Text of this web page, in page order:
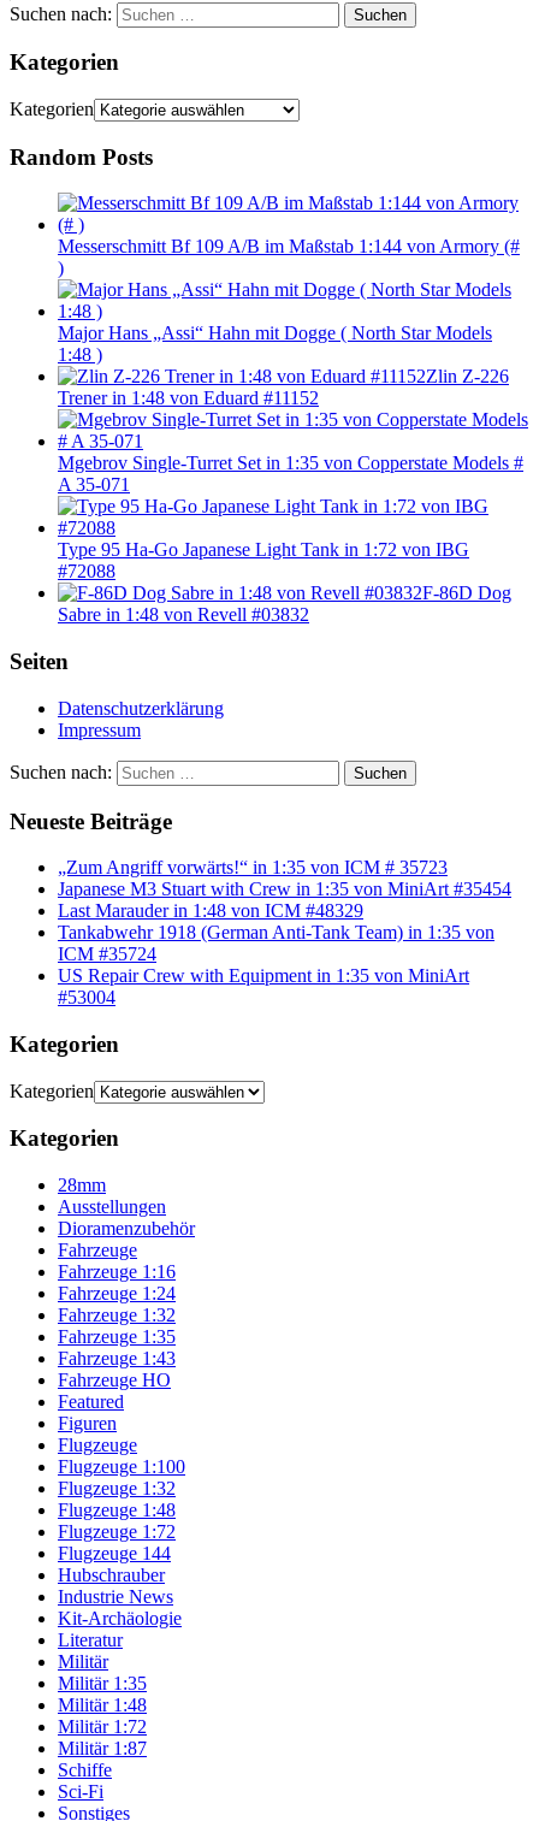
Suchen nach: Suchen
Kategorien
Kategorien
Random Posts
Messerschmitt Bf 109 A/B im Maßstab 1:144 von Armory (#
)
Major Hans „Assi“ Hahn mit Dogge ( North Star Models
1:48 )
Zlin Z-226
Trener in 1:48 von Eduard #11152
Mgebrov Single-Turret Set in 1:35 von Copperstate Models #
A 35-071
Type 95 Ha-Go Japanese Light Tank in 1:72 von IBG
#72088
F-86D Dog
Sabre in 1:48 von Revell #03832
Seiten
Datenschutzerklärung
Impressum
Suchen nach: Suchen
Neueste Beiträge
„Zum Angriff vorwärts!“ in 1:35 von ICM # 35723
Japanese M3 Stuart with Crew in 1:35 von MiniArt #35454
Last Marauder in 1:48 von ICM #48329
Tankabwehr 1918 (German Anti-Tank Team) in 1:35 von
ICM #35724
US Repair Crew with Equipment in 1:35 von MiniArt
#53004
Kategorien
Kategorien
Kategorien
28mm
Ausstellungen
Dioramenzubehör
Fahrzeuge
Fahrzeuge 1:16
Fahrzeuge 1:24
Fahrzeuge 1:32
Fahrzeuge 1:35
Fahrzeuge 1:43
Fahrzeuge HO
Featured
Figuren
Flugzeuge
Flugzeuge 1:100
Flugzeuge 1:32
Flugzeuge 1:48
Flugzeuge 1:72
Flugzeuge 144
Hubschrauber
Industrie News
Kit-Archäologie
Literatur
Militär
Militär 1:35
Militär 1:48
Militär 1:72
Militär 1:87
Schiffe
Sci-Fi
Sonstiges